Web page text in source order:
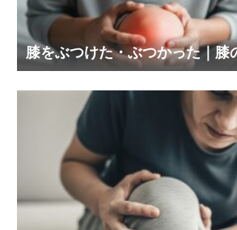
膝をぶつけた・ぶつかった｜膝